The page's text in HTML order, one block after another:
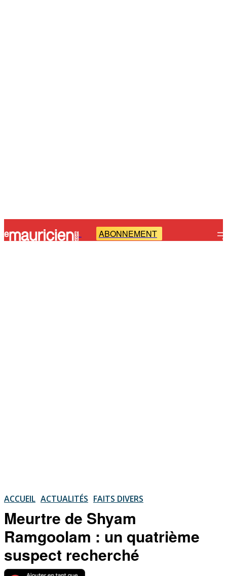
- ABONNEMENT
ACCUEIL ACTUALITÉS FAITS DIVERS
Meurtre de Shyam
Ramgoolam : un quatrième
suspect recherché